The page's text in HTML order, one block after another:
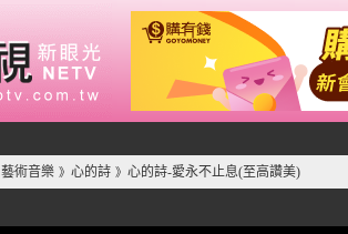
藝術音樂 》 心的詩 》 心的詩-愛永不止息(至高讚美)